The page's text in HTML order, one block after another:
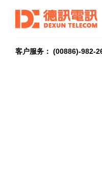
客户服务： (00886)-982-